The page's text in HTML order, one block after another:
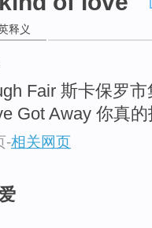
释义
Fair 斯卡保罗
Got Away 你真
-相关网页